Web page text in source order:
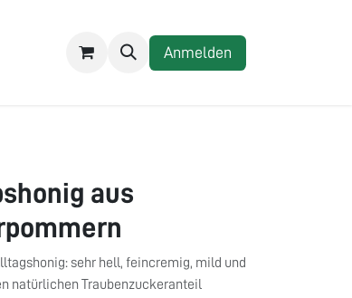
Anmelden
aus
sehr hell, feincremig, mild und
natürlichen Traubenzuckeranteil